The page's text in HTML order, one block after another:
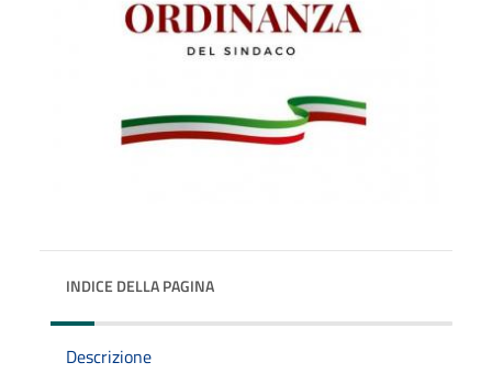
INDICE DELLA PAGINA
Descrizione